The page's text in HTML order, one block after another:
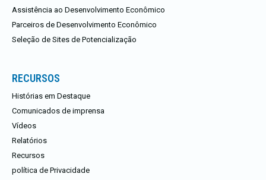
Assistência ao Desenvolvimento Econômico
Parceiros de Desenvolvimento Econômico
Seleção de Sites de Potencialização
RECURSOS
Histórias em Destaque
Comunicados de imprensa
Vídeos
Relatórios
Recursos
política de Privacidade